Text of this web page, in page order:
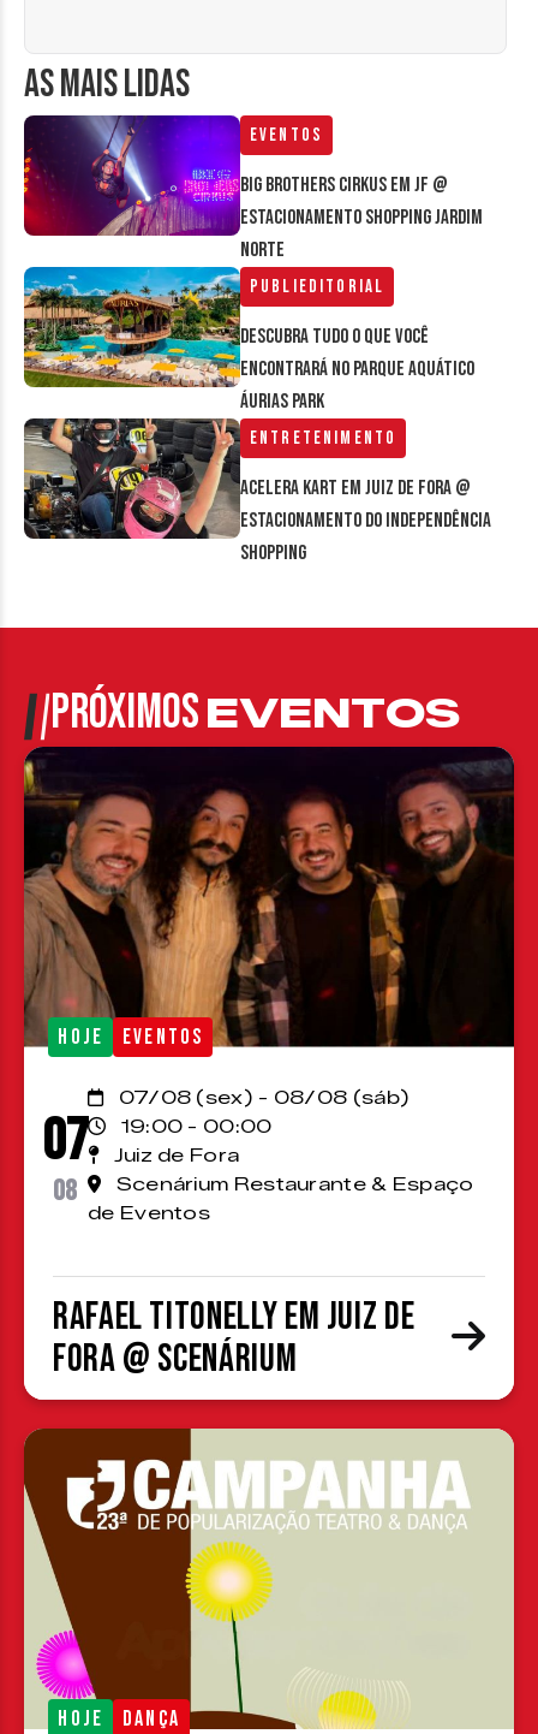
AS MAIS LIDAS
Eventos
Big Brothers Cirkus em JF @
estacionamento Shopping Jardim
Norte
Publieditorial
Descubra tudo o que você
encontrará no parque aquático
Áurias Park
Entretenimento
Acelera Kart em Juiz de Fora @
estacionamento do Independência
Shopping
PRÓXIMOSEVENTOS
HOJE EVENTOS
07
08
07/08 (sex) - 08/08 (sáb)
19:00 - 00:00
Juiz de Fora
Scenárium Restaurante & Espaço
de Eventos
Rafael Titonelly em Juiz de
Fora @ Scenárium
HOJE DANÇA